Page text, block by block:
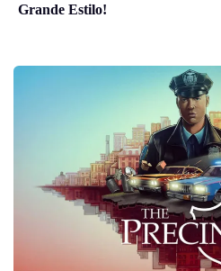
Grande Estilo!